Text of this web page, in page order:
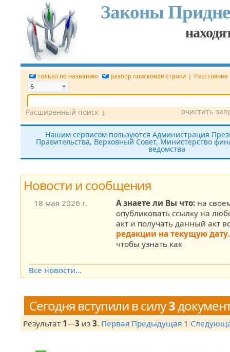
Законы
только по названию разбор поисковой строки |
Номер док. Дата
Принявший орган Источник (САЗ)
все редакции показать утратившие силу без
очистить
Расширенный поиск ↓
Нашим сервисом пользуются Администрация
Правительства, Верховный Совет, Министерство
ведомства
Новости и сообщения
18 мая 2026 г. А знаете ли Вы что: на
опубликовать ссылку на
акт и получать данный акт
редакции на текущую дату
чтобы узнать как
Все новости...
Сегодня вступили в силу3
Результат 1—3 из 3. Первая Предыдущая 1